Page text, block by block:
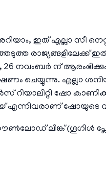
ഇത് എല്ലാ സീ
രാജ്യങ്ങളിലേക്ക്
26 നവംബർ ന്
ചെയ്യുന്നു. എല്ലാ
ഷോ
ഷോയുടെ
ലിങ്ക്(ഗൂഗിള്‍